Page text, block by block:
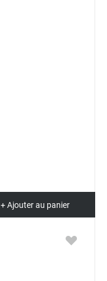
+ Ajouter au panier